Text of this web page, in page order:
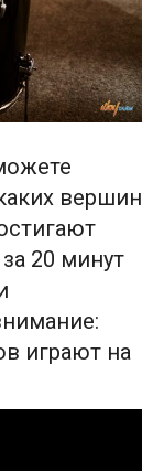
вершин
20 минут
играют на